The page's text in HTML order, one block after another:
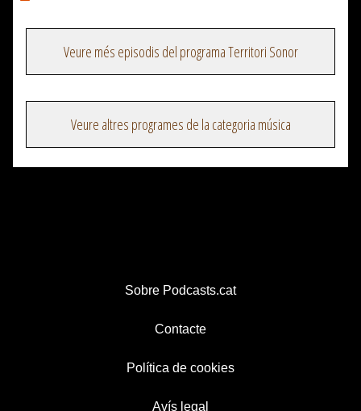
Veure més episodis del programa Territori Sonor
Veure altres programes de la categoria música
Sobre Podcasts.cat
Contacte
Política de cookies
Avís legal